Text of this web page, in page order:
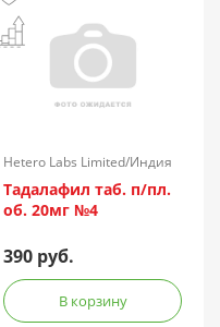
Hetero Labs Limited/Индия
Тадалафил таб. п/пл.
об. 20мг №4
390 руб.
В корзину